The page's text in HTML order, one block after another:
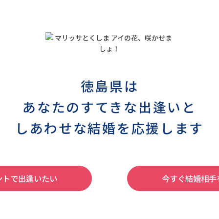
徳島県は
あなたのすてきな出逢いと
しあわせな結婚を応援します
で出逢いたい 今すぐ結婚相